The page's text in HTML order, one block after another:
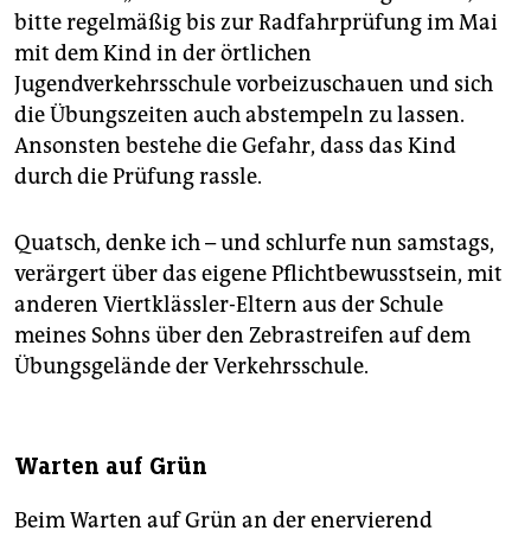
bitte regelmäßig bis zur Radfahrprüfung im Mai
mit dem Kind in der örtlichen
Jugendverkehrsschule vorbeizuschauen und sich
die Übungszeiten auch abstempeln zu lassen.
Ansonsten bestehe die Gefahr, dass das Kind
durch die Prüfung rassle.
Quatsch, denke ich – und schlurfe nun samstags,
verärgert über das eigene Pflichtbewusstsein, mit
anderen Viertklässler-Eltern aus der Schule
meines Sohns über den Zebrastreifen auf dem
Übungsgelände der Verkehrsschule.
Warten auf Grün
Beim Warten auf Grün an der enervierend